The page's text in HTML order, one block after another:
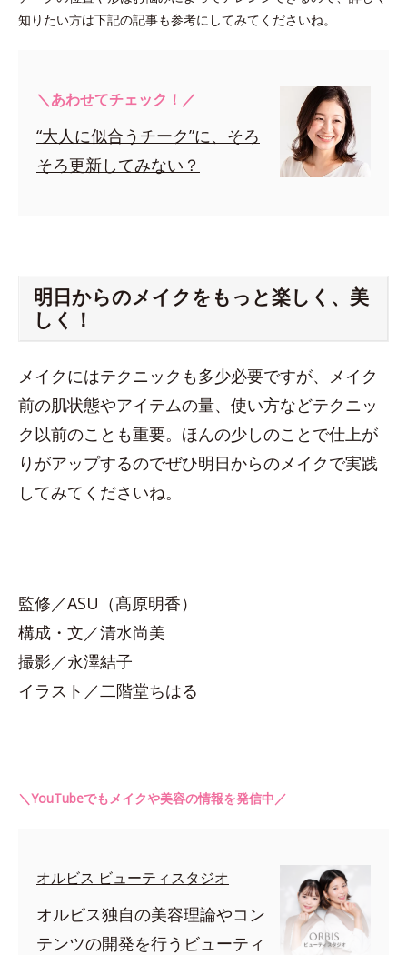
知りたい方は下記の記事も参考にしてみてくださいね。
＼あわせてチェック！／
“大人に似合うチーク”に、そろ
そろ更新してみない？
明日からのメイクをもっと楽しく、美
しく！
メイクにはテクニックも多少必要ですが、メイク
前の肌状態やアイテムの量、使い方などテクニッ
ク以前のことも重要。ほんの少しのことで仕上が
りがアップするのでぜひ明日からのメイクで実践
してみてくださいね。
監修／ASU（髙原明香）
構成・文／清水尚美
撮影／永澤結子
イラスト／二階堂ちはる
＼YouTubeでもメイクや美容の情報を発信中／
オルビス ビューティスタジオ
オルビス独自の美容理論やコン
テンツの開発を行うビューティ